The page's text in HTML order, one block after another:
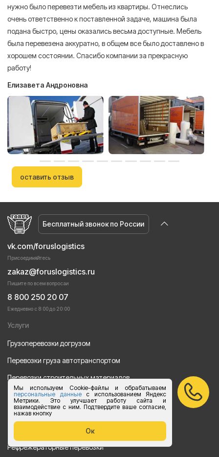
Мы используем Cookie-файлы и обрабатываем
персональные данныес использованием Яндекс
Метрики. Это улучшает работу сайта и
взаимодействие с ним. Подтвердите ваше согласие,
нажав кнопку
Ок
нужно было перевезти мебель из квартиры. Отнеслись
очень ответственно к поставленной задаче, машина была
подана быстро, цены оказались весьма доступные. Мебель
была перевезена аккуратно, в общем все было доставлено в
хорошем состоянии. Спасибо компании за прекрасную
работу!
Елизавета Андроновна
оставить отзыв
Бесплатный звонок по России
vk.com/foruslogistics
Присоединяйтесь
zakaz@foruslogistics.ru
Пишите по всем вопросаи
8 800 250 20 07
Ежедневно с 8:00 до 20:00
Услуги
Грузоперевозки догрузом
Перевозки груза автотранспортом
Перевозки строительных материалов
Перевозка оборудования
Перевозка продуктов питания
Рефрежераторные перевозки